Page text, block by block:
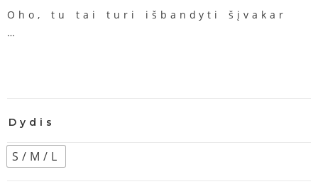
Oho, tu tai turi išbandytišįvakar
…
Dydis
S/M/L